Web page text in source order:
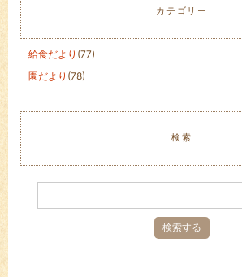
カテゴリー
給食だより (77)
園だより (78)
検索